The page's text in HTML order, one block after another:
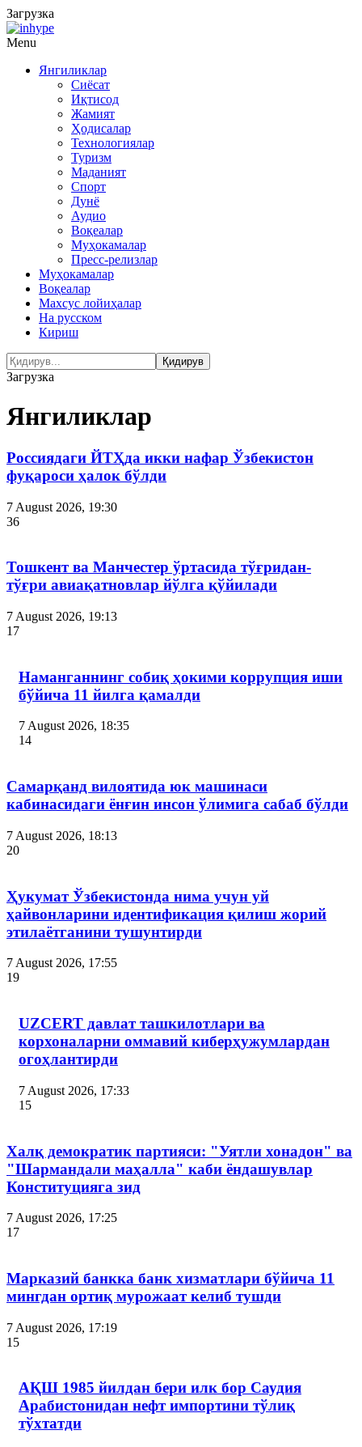
Загрузка
Menu
Янгиликлар
Сиёсат
Иқтисод
Жамият
Ҳодисалар
Технологиялар
Туризм
Маданият
Спорт
Дунё
Аудио
Воқеалар
Муҳокамалар
Пресс-релизлар
Муҳокамалар
Воқеалар
Махсус лойиҳалар
На русском
Кириш
Загрузка
Янгиликлар
Россиядаги ЙТҲда икки нафар Ўзбекистон
фуқароси ҳалок бўлди
7 August 2026, 19:30
36
Тошкент ва Манчестер ўртасида тўғридан-
тўғри авиақатновлар йўлга қўйилади
7 August 2026, 19:13
17
Наманганнинг собиқ ҳокими коррупция иши
бўйича 11 йилга қамалди
7 August 2026, 18:35
14
Самарқанд вилоятида юк машинаси
кабинасидаги ёнғин инсон ўлимига сабаб бўлди
7 August 2026, 18:13
20
Ҳукумат Ўзбекистонда нима учун уй
ҳайвонларини идентификация қилиш жорий
этилаётганини тушунтирди
7 August 2026, 17:55
19
UZCERT давлат ташкилотлари ва
корхоналарни оммавий киберҳужумлардан
огоҳлантирди
7 August 2026, 17:33
15
Халқ демократик партияси: "Уятли хонадон" ва
"Шармандали маҳалла" каби ёндашувлар
Конституцияга зид
7 August 2026, 17:25
17
Марказий банкка банк хизматлари бўйича 11
мингдан ортиқ мурожаат келиб тушди
7 August 2026, 17:19
15
АҚШ 1985 йилдан бери илк бор Саудия
Арабистонидан нефт импортини тўлиқ
тўхтатди